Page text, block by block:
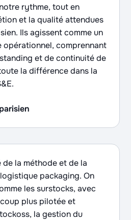
rythme, tout en
et la qualité attendues
Ils agissent comme un
comprennant
et de continuité de
la différence dans la
la méthode et de la
packaging. On
les surstocks, avec
plus pilotée et
la gestion du